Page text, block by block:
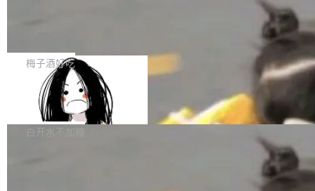
提交的编辑请求也长期处于待处理状态。 Groki
pedia 于去年底上线，定位为由人工智能生成内
容的百科平台，被马斯克视为传统众包百科网站
维基百科的替代方案。Lawfare 调查发现，无论
热门页面还是低关注度页面，均未出现近期更
是这样的：配 MessageSource 的 Bean、写 R
eloadableResourceBundleMessageSource、
声明 LocaleResolver、注册 LocaleChangeInt
erceptor…五六步之后才能看到第一行翻译文
本。 Solon 换了个方式。整个 i18n 模块围绕三
梅子酒好吃
Apache Doris 4.1 全面增强 Iceberg：
支持 UPDATE、MERGE INTO 与 Iceb
erg V3
Apache Doris 4.1 要补齐的，正是缺失的那一
半。在已有查询能力的基础上，Doris 进一步支
白开水不加糖